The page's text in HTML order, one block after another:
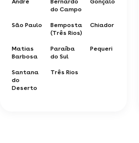
André
Bernardo
do Campo
Gonçalo
São Paulo
Bemposta
(Três Rios)
Chiador
Matias
Barbosa
Paraíba
do Sul
Pequeri
Santana
do
Deserto
Três Rios